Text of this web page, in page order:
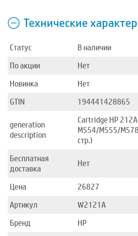
Технические
Статус
В наличии
По акции
Нет
Новинка
Нет
GTIN
194441428865
generation
description
Cartridge HP
M554/M555/
стр.)
Бесплатная
доставка
Нет
Цена
26827
Артикул
W2121A
Бренд
HP